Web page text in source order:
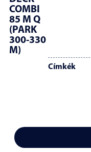
COMBI
85 M Q
(PARK
300-330
M)
Címkék